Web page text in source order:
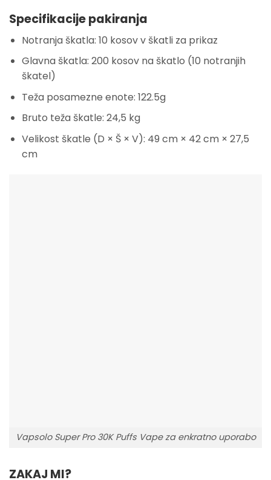
Specifikacije pakiranja
Notranja škatla: 10 kosov v škatli za prikaz
Glavna škatla: 200 kosov na škatlo (10 notranjih
škatel)
Teža posamezne enote: 122.5g
Bruto teža škatle: 24,5 kg
Velikost škatle (D × Š × V): 49 cm × 42 cm × 27,5
cm
Vapsolo Super Pro 30K Puffs Vape za enkratno uporabo
ZAKAJ MI?